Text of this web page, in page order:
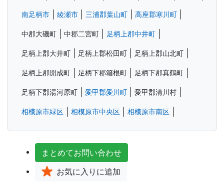
南足柄市 綾瀬市 三浦郡葉山町 高座郡寒川町
中郡大磯町 中郡二宮町 足柄上郡中井町
足柄上郡大井町 足柄上郡松田町 足柄上郡山北町
足柄上郡開成町 足柄下郡箱根町 足柄下郡真鶴町
足柄下郡湯河原町 愛甲郡愛川町 愛甲郡清川村
相模原市緑区 相模原市中央区 相模原市南区
まとめてお問い合わせ
お気に入り に追加